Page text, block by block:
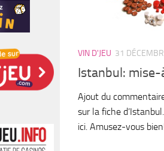
VIN D'JEU 31
Istanbul:
Ajout du
sur la fiche
ici. Amusez-vous